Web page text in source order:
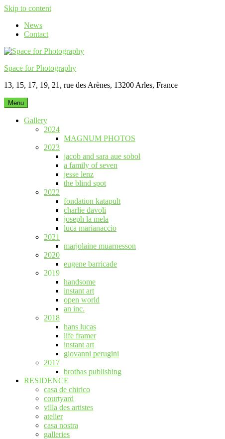
Skip to content
News
Contact
Space for Photography
13, 15, 17, 19, 21, rue des Arènes, 13200 Arles, France
Menu
Gallery
2024
MAGNUM PHOTOS
2023
jacob and sara aue sobol
a family of seven
jesse lenz
the blind spot
2022
fondation katapult
charlie davoli
joseph la mela
luca marianaccio
2021
marjolaine muarnesson
2020
eugene barricade
2019
handsome
instant art
open world
an inc.
2018
hans lucas
life framer
instant art
giovanni perugini
2017
brothas publishing
RESIDENCE
casa de chirico
courtyard
villa des artistes
atelier
casa nostra
galleries